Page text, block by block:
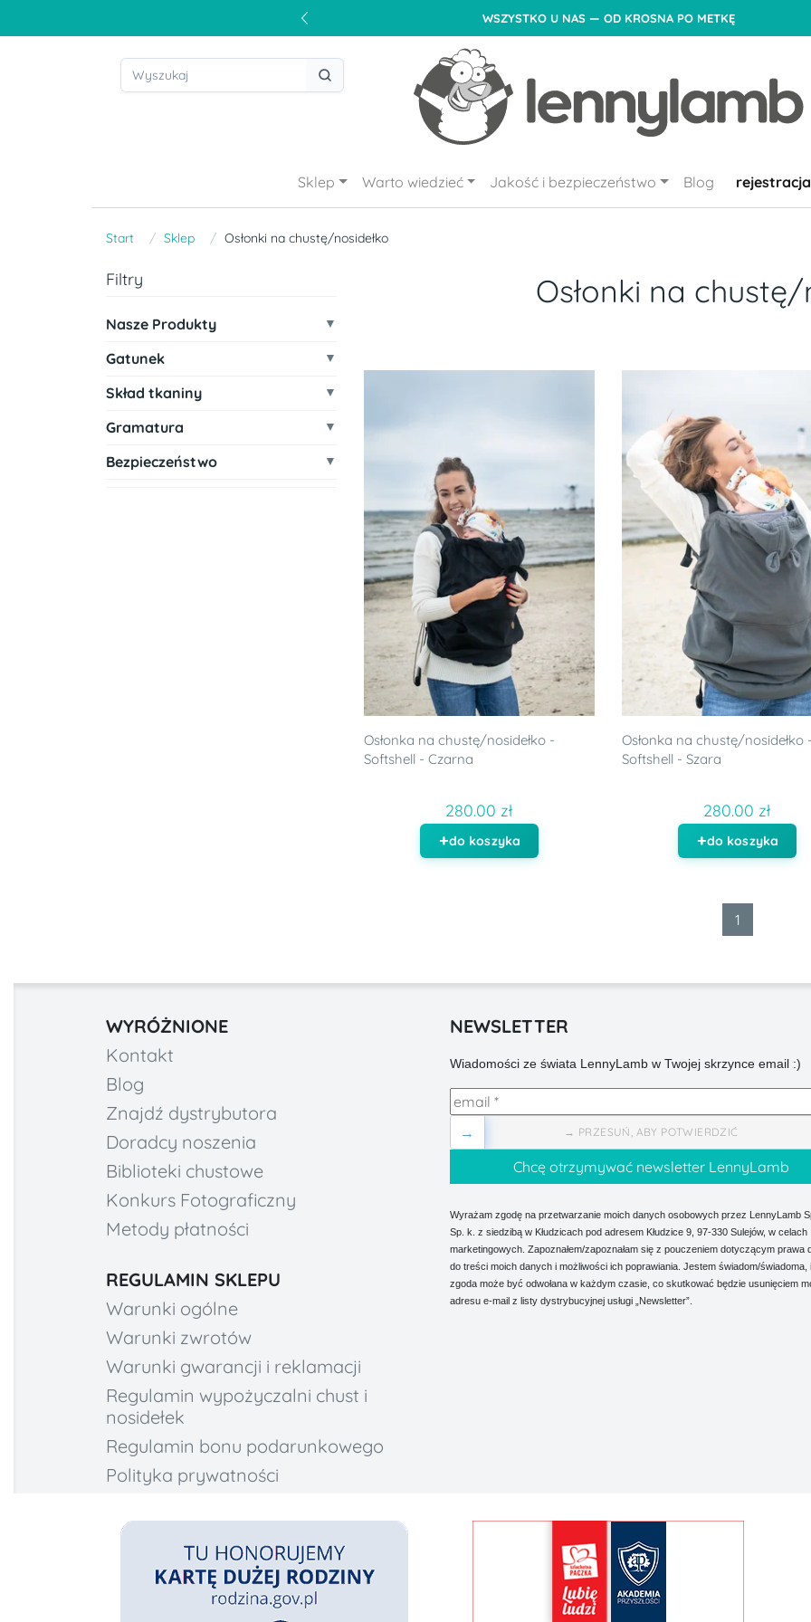
WSZYSTKO U NAS — OD KROSNA PO METKĘ
Sklep Warto wiedzieć Jakość i bezpieczeństwo Blog rejestracja
Start Sklep Osłonki na chustę/nosidełko
Filtry
Nasze Produkty
Gatunek
Skład tkaniny
Gramatura
Bezpieczeństwo
Osłonki na chustę/
Osłonka na chustę/nosidełko -
Softshell - Czarna
280.00 zł
do koszyka
Osłonka na chustę/nosidełko
Softshell - Szara
280.00 zł
do koszyka
1
WYRÓŻNIONE
Kontakt
Blog
Znajdź dystrybutora
Doradcy noszenia
Biblioteki chustowe
Konkurs Fotograficzny
Metody płatności
REGULAMIN SKLEPU
Warunki ogólne
Warunki zwrotów
Warunki gwarancji i reklamacji
Regulamin wypożyczalni chust i
nosidełek
Regulamin bonu podarunkowego
Polityka prywatności
NEWSLETTER
Wiadomości ze świata LennyLamb w Twojej skrzynce email :)
→ PRZESUŃ, ABY POTWIERDZIĆ
→
Wyrażam zgodę na przetwarzanie moich danych osobowych przez LennyLamb
Sp. k. z siedzibą w Kłudzicach pod adresem Kłudzice 9, 97-330 Sulejów, w celach
marketingowych. Zapoznałem/zapoznałam się z pouczeniem dotyczącym prawa
do treści moich danych i możliwości ich poprawiania. Jestem świadom/świadoma,
zgoda może być odwołana w każdym czasie, co skutkować będzie usunięciem
adresu e-mail z listy dystrybucyjnej usługi „Newsletter”.